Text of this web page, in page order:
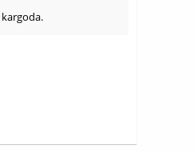
kargoda.